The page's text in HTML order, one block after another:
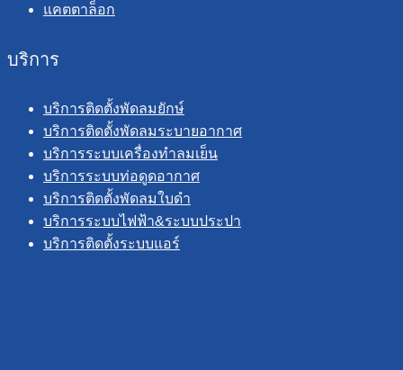
แคตตาล็อก
บริการ
บริการติดตั้งพัดลมยักษ์
บริการติดตั้งพัดลมระบายอากาศ
บริการระบบเครื่องทำลมเย็น
บริการระบบท่อดูดอากาศ
บริการติดตั้งพัดลมใบดำ
บริการระบบไฟฟ้า&ระบบประปา
บริการติดตั้งระบบแอร์